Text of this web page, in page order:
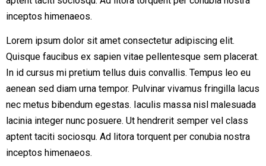
inceptos himenaeos.
Lorem ipsum dolor sit amet consectetur adipiscing elit.
Quisque faucibus ex sapien vitae pellentesque sem placerat.
In id cursus mi pretium tellus duis convallis. Tempus leo eu
aenean sed diam urna tempor. Pulvinar vivamus fringilla lacus
nec metus bibendum egestas. Iaculis massa nisl malesuada
lacinia integer nunc posuere. Ut hendrerit semper vel class
aptent taciti sociosqu. Ad litora torquent per conubia nostra
inceptos himenaeos.